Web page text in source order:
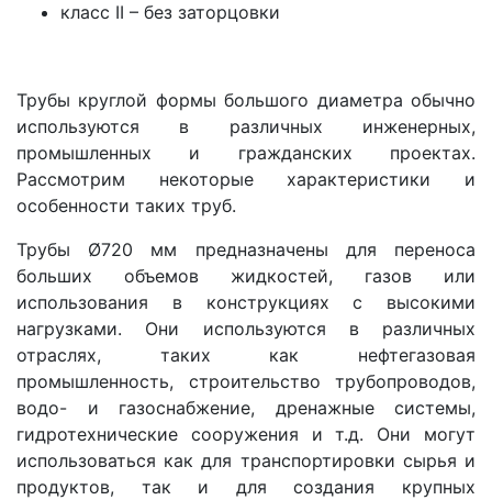
класс II – без заторцовки
Трубы круглой формы большого диаметра обычно
используются в различных инженерных,
промышленных и гражданских проектах.
Рассмотрим некоторые характеристики и
особенности таких труб.
Трубы Ø720 мм предназначены для переноса
больших объемов жидкостей, газов или
использования в конструкциях с высокими
нагрузками. Они используются в различных
отраслях, таких как нефтегазовая
промышленность, строительство трубопроводов,
водо- и газоснабжение, дренажные системы,
гидротехнические сооружения и т.д. Они могут
использоваться как для транспортировки сырья и
продуктов, так и для создания крупных